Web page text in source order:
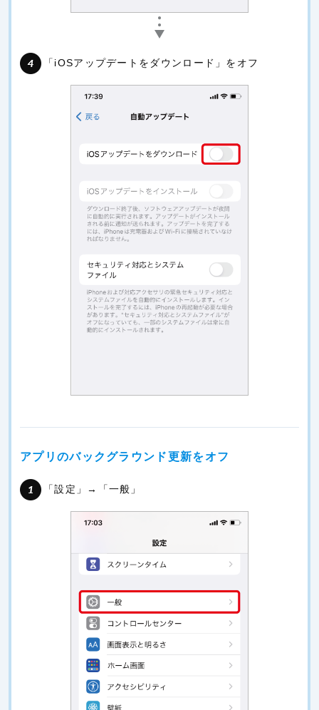
「iOSアップデートをダウンロード」をオフ
アプリのバックグラウンド更新をオフ
「設定」→「一般」